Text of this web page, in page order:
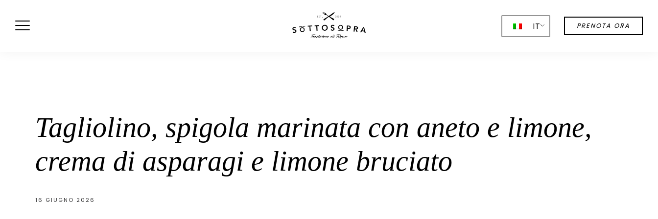
content
IT PRENOTA ORA
Tagliolino, spigola marinata con aneto e limone,
crema di asparagi e limone bruciato
16 GIUGNO 2026